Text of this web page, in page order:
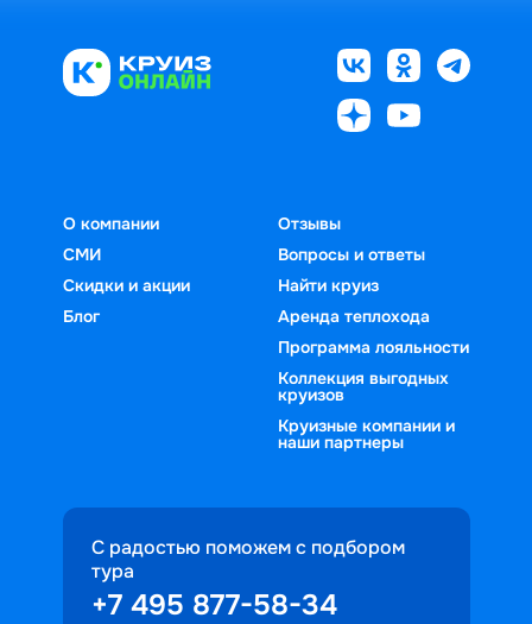
О компании
СМИ
Скидки и акции
Блог
Отзывы
Вопросы и ответы
Найти круиз
Аренда теплохода
Программа лояльности
Коллекция выгодных
круизов
Круизные компании и
наши партнеры
С радостью поможем с подбором
тура
+7 495 877-58-34